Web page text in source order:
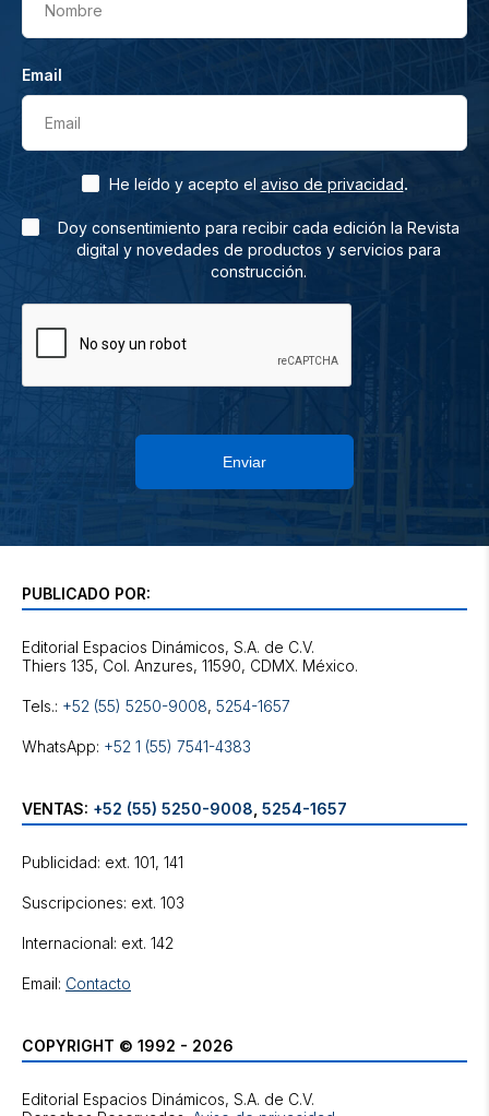
Nombre
Email
Email
He leído y acepto el aviso de privacidad.
Doy consentimiento para recibir cada edición la Revista
digital y novedades de productos y servicios para
construcción.
Enviar
PUBLICADO POR:
Editorial Espacios Dinámicos, S.A. de C.V.
Tels.: +52 (55) 5250-9008, 5254-1657
WhatsApp: +52 1 (55) 7541-4383
VENTAS: +52 (55) 5250-9008 5254-1657
Publicidad: ext. 101, 141
Suscripciones: ext. 103
Internacional: ext. 142
Email: Contacto
COPYRIGHT © 1992 - 2026
Editorial Espacios Dinámicos, S.A. de C.V.